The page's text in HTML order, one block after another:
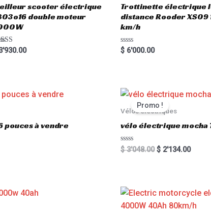
scooter électrique
double moteur
Trottinette électrique
distance Rooder XS09
km/h
R
a
o
u
o
f
$ 6'000.00
à vendre
Promo !
Vélos électriques
vélo électrique mocha
R
a
o
u
o
$3'048.00 $ 2'134.00